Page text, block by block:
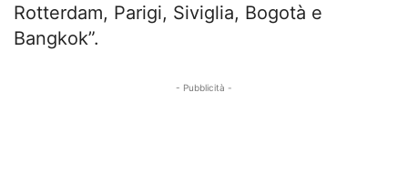
Rotterdam, Parigi, Siviglia, Bogotà e
Bangkok”.
- Pubblicità -